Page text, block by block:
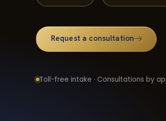
Request a consultation
Toll-free intake · Consultations by